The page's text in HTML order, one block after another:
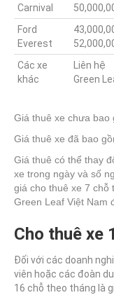
Carnival
Ford
Everest
Các xe
khác
Liên hệ
Green
Giá thuê xe chưa bao
Giá thuê xe đã bao
Giá thuê có thể thay
xe trong ngày và số
giá cho thuê xe 7 chỗ
Green Leaf Việt Nam
Cho thuê xe
Đối với các doanh
viên hoặc các đoàn
16 chỗ theo tháng là